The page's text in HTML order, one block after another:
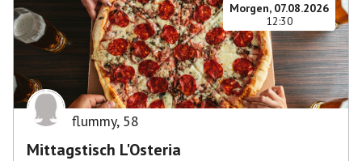
Morgen, 07.08.2026
12:30
flummy, 58
Mittagstisch L'Osteria